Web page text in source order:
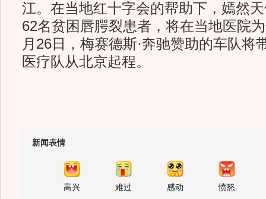
江。在当地红十字会的帮助下，嫣然
62名贫困唇腭裂患者，将在当地医院
月26日，梅赛德斯·奔驰赞助的车队将
医疗队从北京起程。
新闻表情
高兴 难过 感动 愤怒